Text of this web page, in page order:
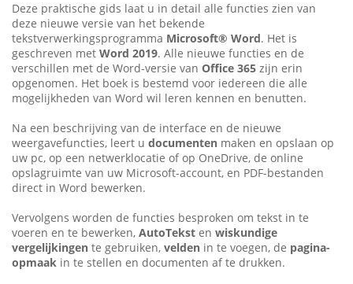
Deze praktische gids laat u in detail alle functies zien van
deze nieuwe versie van het bekende
tekstverwerkingsprogramma Microsoft® Word. Het is
geschreven met Word 2019. Alle nieuwe functies en de
verschillen met de Word-versie van Office 365 zijn erin
opgenomen. Het boek is bestemd voor iedereen die alle
mogelijkheden van Word wil leren kennen en benutten.
Na een beschrijving van de interface en de nieuwe
weergavefuncties, leert u documenten maken en opslaan op
uw pc, op een netwerklocatie of op OneDrive, de online
opslagruimte van uw Microsoft-account, en PDF-bestanden
direct in Word bewerken.
Vervolgens worden de functies besproken om tekst in te
voeren en te bewerken, AutoTekst en wiskundige
vergelijkingen te gebruiken, velden in te voegen, de pagina-
opmaak in te stellen en documenten af te drukken.